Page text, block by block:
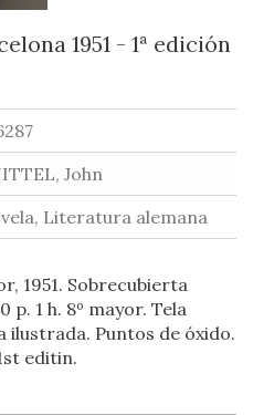
1951 - 1ª edición
John
Literatura alemana
1951. Sobrecubierta
p. 1 h. 8º mayor. Tela
Puntos de óxido.
editin.